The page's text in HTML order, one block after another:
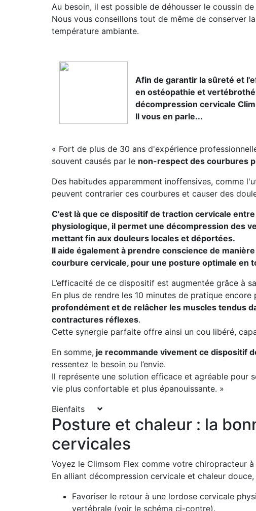
Au besoin, il est possible de déhousser le coussin
Nous vous conseillons tout de même de conserver
température ambiante.
Afin de garantir la sûreté et
en ostéopathie et
décompression cervicale
Il vous en parle...
« Fort de plus de 30 ans d'expérience
souvent causés par le non-respect des courbures
Des habitudes apparemment inoffensives, comme
peuvent contrarier ces courbures et causer des
C'est là que ce dispositif de traction cervicale
physiologique, il permet une décompression des
mettant fin aux douleurs locales et déportées.
Il aide également à prendre conscience de
courbure cervicale, pour une posture optimale en
L’efficacité de ce dispositif est augmentée grâce à sa
En plus de rendre les 10 minutes de pratique
profondément et de relâcher les muscles tendus
contractures réflexes.
Cette synergie parfaite offre ainsi un cou libéré,
En somme, je recommande vivement ce dispositif
ressentez le besoin ou l’envie.
Il représente une solution efficace et agréable pour
vie plus confortable et plus épanouissante. »
Bienfaits
Posture et chaleur : la
cervicales
Voyez le Climsom Flex comme votre chiropracteur
En alliant décompression cervicale et chaleur
Favoriser le retour à une lordose cervicale
vertébrale (voir le schéma ci-contre).